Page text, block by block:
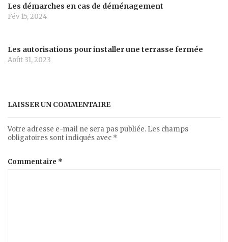
Les démarches en cas de déménagement
Fév 15, 2024
Les autorisations pour installer une terrasse fermée
Août 31, 2023
LAISSER UN COMMENTAIRE
Votre adresse e-mail ne sera pas publiée. Les champs
obligatoires sont indiqués avec *
Commentaire *